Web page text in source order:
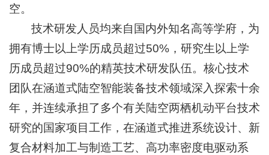
空。
技术研发人员均来自国内外知名高等学府，为
拥有博士以上学历成员超过50%，研究生以上学
历成员超过90%的精英技术研发队伍。核心技术
团队在涵道式陆空智能装备技术领域深入探索十余
年，并连续承担了多个有关陆空两栖机动平台技术
研究的国家项目工作，在涵道式推进系统设计、新
复合材料加工与制造工艺、高功率密度电驱动系